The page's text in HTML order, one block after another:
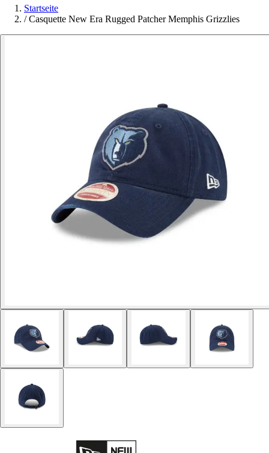
Startseite
/ Casquette New Era Rugged Patcher Memphis Grizzlies